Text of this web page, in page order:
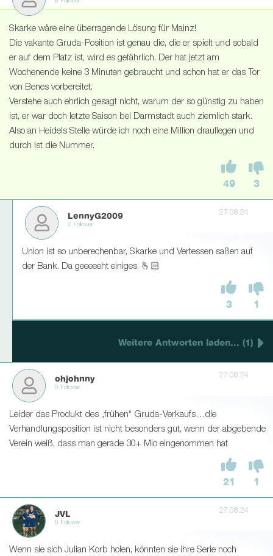
8 Follower
Skarke wäre eine überragende Lösung für Mainz!
Die vakante Gruda-Position ist genau die, die er spielt und sobald
er auf dem Platz ist, wird es gefährlich. Der hat jetzt am
Wochenende keine 3 Minuten gebraucht und schon hat er das Tor
von Benes vorbereitet.
Verstehe auch ehrlich gesagt nicht, warum der so günstig zu haben
ist, er war doch letzte Saison bei Darmstadt auch ziemlich stark.
Also an Heidels Stelle würde ich noch eine Million drauflegen und
durch ist die Nummer.
49 3
LennyG2009
2 Follower
27.08.24
Union ist so unberechenbar, Skarke und Vertessen saßen auf
der Bank. Da geeeeeht einiges. 🫰🏻
3 1
Weitere Antworten laden... (1)
ohjohnny
0 Follower
27.08.24
Leider das Produkt des „frühen“ Gruda-Verkaufs…die
Verhandlungsposition ist nicht besonders gut, wenn der abgebende
Verein weiß, dass man gerade 30+ Mio eingenommen hat
21 1
JVL
0 Follower
27.08.24
Wenn sie sich Julian Korb holen, könnten sie ihre Serie noch